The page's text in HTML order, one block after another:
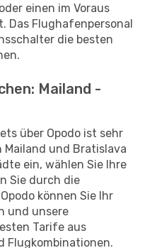
einen im Voraus
Das Flughafenpersonal
die besten
Mailand -
über Opodo ist sehr
und Bratislava
ein, wählen Sie Ihre
Sie durch die
können Sie Ihr
und unsere
Tarife aus
Flugkombinationen.